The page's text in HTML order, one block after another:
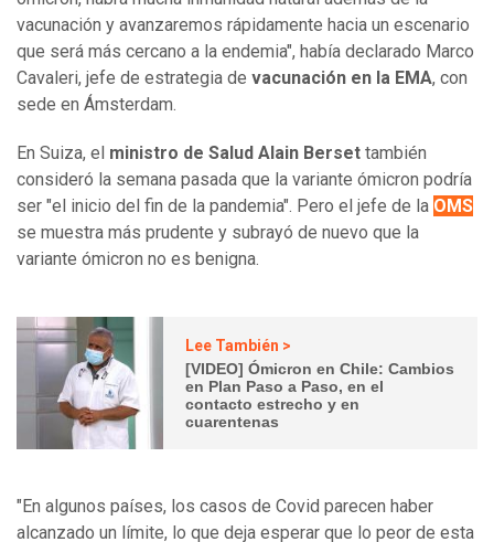
vacunación y avanzaremos rápidamente hacia un escenario
que será más cercano a la endemia", había declarado Marco
Cavaleri, jefe de estrategia de vacunación en la EMA, con
sede en Ámsterdam.
En Suiza, el ministro de Salud Alain Berset también
consideró la semana pasada que la variante ómicron podría
ser "el inicio del fin de la pandemia". Pero el jefe de la OMS
se muestra más prudente y subrayó de nuevo que la
variante ómicron no es benigna.
Lee También >
[VIDEO] Ómicron en Chile: Cambios
en Plan Paso a Paso, en el
contacto estrecho y en
cuarentenas
"En algunos países, los casos de Covid parecen haber
alcanzado un límite, lo que deja esperar que lo peor de esta